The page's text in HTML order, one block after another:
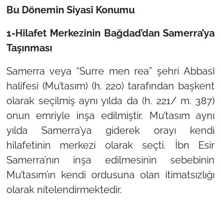
Bu Dönemin Siyasî Konumu
1-Hilafet Merkezinin Bağdad’dan Samerra’ya
Taşınması
Samerra veya “Surre men rea” şehri Abbasî
halifesi (Mu’tasım) (h. 220) tarafından başkent
olarak seçilmiş aynı yılda da (h. 221/ m. 387)
onun emriyle inşa edilmiştir. Mu’tasım aynı
yılda Samerra’ya giderek orayı kendi
hilafetinin merkezi olarak seçti. İbn Esir
Samerra’nın inşa edilmesinin sebebinin
Mu’tasım’ın kendi ordusuna olan itimatsızlığı
olarak nitelendirmektedir.